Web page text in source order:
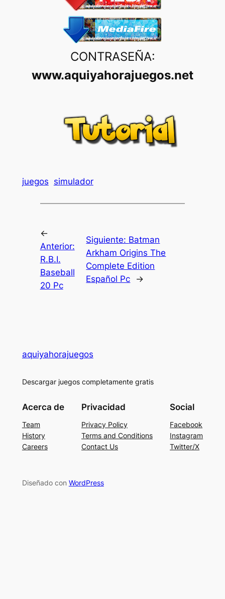
CONTRASEÑA:
www.aquiyahorajuegos.net
juegos simulador
←
Anterior:
R.B.I.
Baseball
20 Pc
Siguiente: Batman
Arkham Origins The
Complete Edition
Español Pc
→
aquiyahorajuegos
Descargar juegos completamente gratis
Acerca de
Team
History
Careers
Privacidad
Privacy Policy
Terms and Conditions
Contact Us
Social
Facebook
Instagram
Twitter/X
Diseñado con WordPress